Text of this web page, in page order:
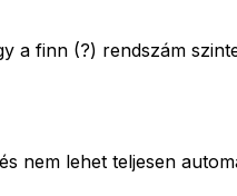
finn (?) rendszám
nem lehet teljesen